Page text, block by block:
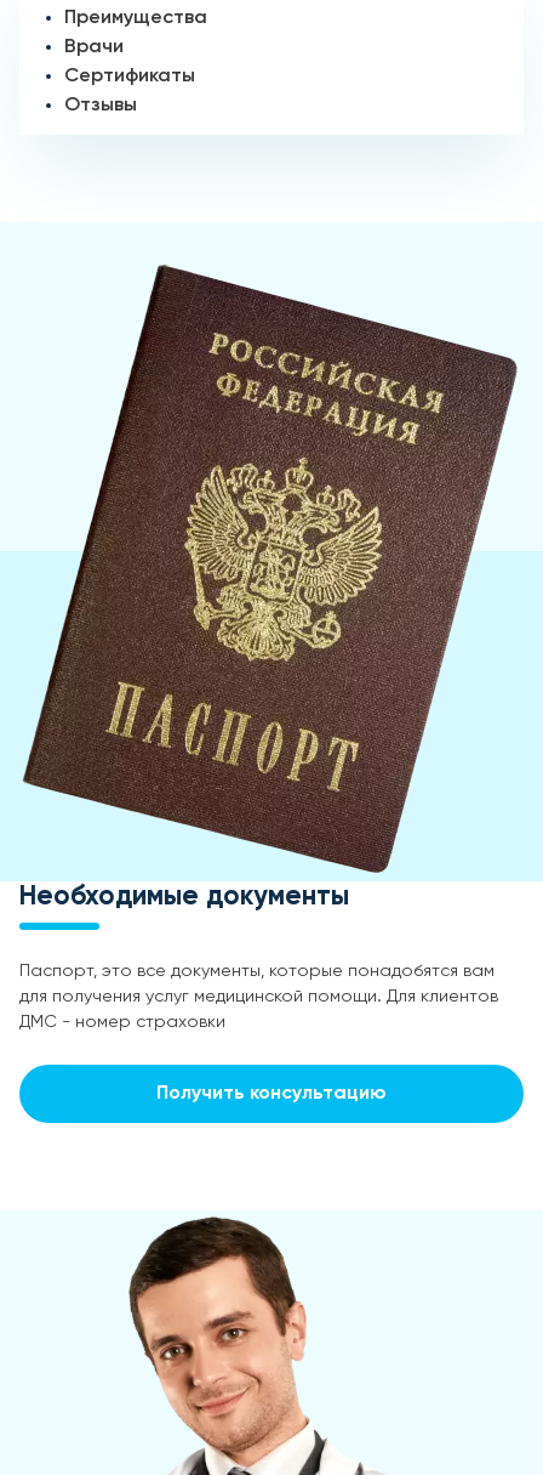
Преимущества
Врачи
Сертификаты
Отзывы
Необходимые документы
Паспорт, это все документы, которые понадобятся вам
для получения услуг медицинской помощи. Для клиентов
ДМС - номер страховки
Получить консультацию